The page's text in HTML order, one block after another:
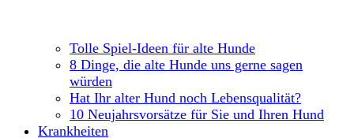
Tolle Spiel-Ideen für alte Hunde
8 Dinge, die alte Hunde uns gerne sagen
würden
Hat Ihr alter Hund noch Lebensqualität?
10 Neujahrsvorsätze für Sie und Ihren Hund
Krankheiten